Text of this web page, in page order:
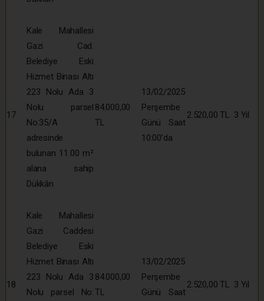
17
Kale Mahallesi
Gazi Cad.
Belediye Eski
Hizmet Binası Altı
223 Nolu Ada 3
Nolu parsel
No:35/A
adresinde
bulunan 11.00 m²
alana sahip
Dükkân
84.000,00
TL
13/02/2025
Perşembe
Günü Saat
10:00’da
2.520,00 TL 3 Yıl
18
Kale Mahallesi
Gazi Caddesi
Belediye Eski
Hizmet Binası Altı
223 Nolu Ada 3
Nolu parsel No:
84.000,00
TL
13/02/2025
Perşembe
Günü Saat
2.520,00 TL 3 Yıl